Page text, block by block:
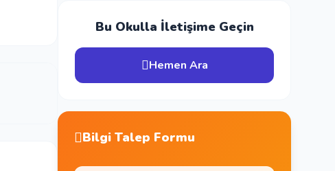
Bu Okulla İletişime Geçin
Hemen Ara
Bilgi Talep Formu